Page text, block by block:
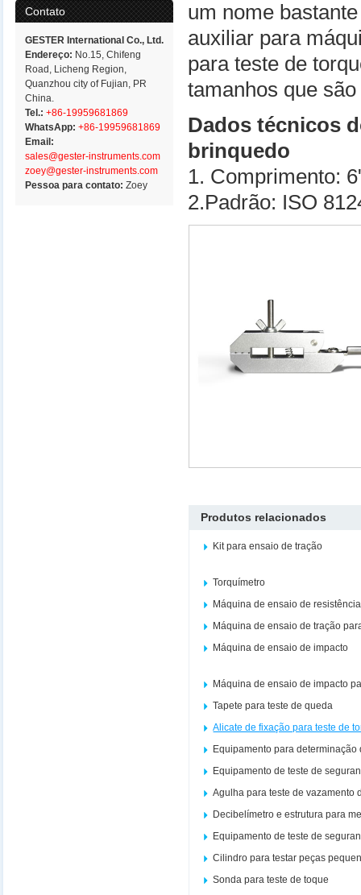
Contato
GESTER International Co., Ltd.
Endereço: No.15, Chifeng
Road, Licheng Region,
Quanzhou city of Fujian, PR
China.
Tel.: +86-19959681869
WhatsApp: +86-19959681869
Email:
sales@gester-instruments.com
zoey@gester-instruments.com
Pessoa para contato:Zoey
um nome
auxiliar para
para teste de
tamanhos que
Dados técnicos
brinquedo
1. Comprimento:
2.Padrão: ISO
Produtos relacionados
Kit para ensaio de tração
Torquímetro
Máquina de ensaio de
Máquina de ensaio de tração
Máquina de ensaio de impacto
Máquina de ensaio de impacto
Tapete para teste de queda
Alicate de fixação para teste de
Equipamento para determinação
Equipamento de teste de
Agulha para teste de vazamento
Decibelímetro e estrutura para
Equipamento de teste de
Cilindro para testar peças
Sonda para teste de toque